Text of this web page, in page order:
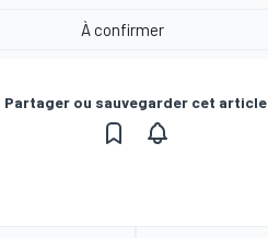
À confirmer
Partager ou sauvegarder cet article